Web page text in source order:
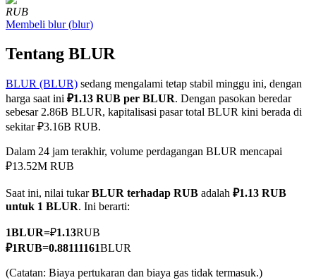
COIN-M Berjangka
Mata Uang Kripto Berjangka
TradFi
RUB
Membeli blur(blur)
Tentang BLUR
BLUR (BLUR) sedang mengalami tetap stabil minggu ini, dengan
harga saat ini ₽1.13 RUB per BLUR. Dengan pasokan beredar
sebesar 2.86B BLUR, kapitalisasi pasar total BLUR kini berada di
sekitar ₽3.16B RUB.
Dalam 24 jam terakhir, volume perdagangan BLUR mencapai
₽13.52M RUB
Saat ini, nilai tukarBLUR terhadap RUB adalah ₽1.13 RUB
untuk 1 BLUR. Ini berarti:
1BLUR=₽1.13RUB
₽1RUB=0.88111161BLUR
(Catatan: Biaya pertukaran dan biaya gas tidak termasuk.)